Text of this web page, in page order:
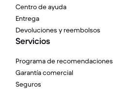
Centro de ayuda
Entrega
Devoluciones y reembolsos
Servicios
Programa de recomendaciones
Garantía comercial
Seguros